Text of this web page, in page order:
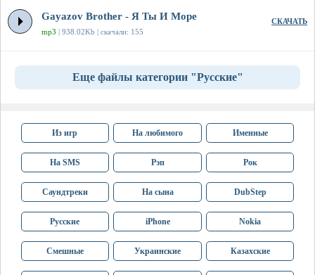
Gayazov Brother - Я Ты И Море
mp3 | 938.02Kb | скачали: 155
СКАЧАТЬ
Еще файлы категории "Русские"
Из игр На любимого Именные
На SMS Рэп Рок
Саундтреки На сына DubStep
Русские iPhone Nokia
Смешные Украинские Казахские